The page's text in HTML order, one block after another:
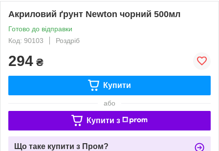
Акриловий ґрунт Newton чорний 500мл
Готово до відправки
Код: 90103
Роздріб
294 ₴
Купити
або
Купити з
Що таке купити з Пром?